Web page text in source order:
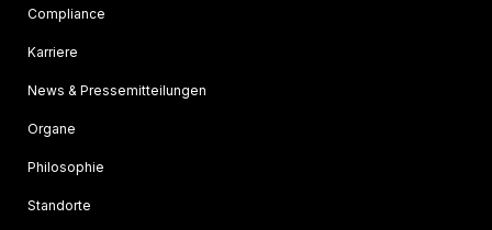
Compliance
Karriere
News & Pressemitteilungen
Organe
Philosophie
Standorte